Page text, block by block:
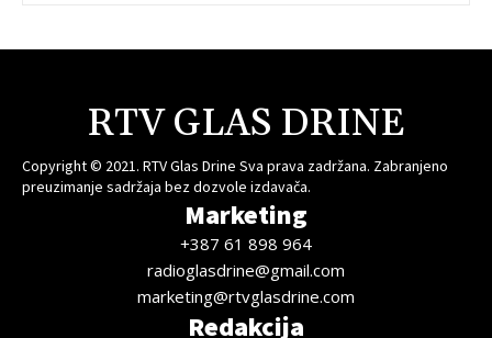
RTV GLAS DRINE
Copyright © 2021. RTV Glas Drine Sva prava zadržana. Zabranjeno
preuzimanje sadržaja bez dozvole izdavača.
Marketing
+387 61 898 964
radioglasdrine@gmail.com
marketing@rtvglasdrine.com
Redakcija